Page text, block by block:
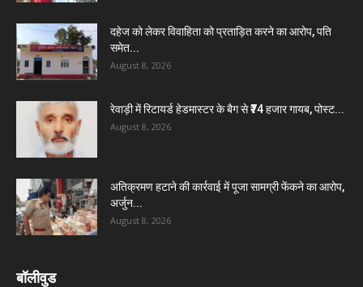
दहेज को लेकर विवाहिता को प्रताड़ित करने का आरोप, पति
समेत...
August 8, 2026
रेवाड़ी में रिटायर्ड हेडमास्टर के बैग से ₹74 हजार गायब, पोस्ट...
August 8, 2026
अतिक्रमण हटाने की कार्रवाई में पूजा सामग्री फेंकने का आरोप,
अर्जुन...
August 8, 2026
बॉलीवुड